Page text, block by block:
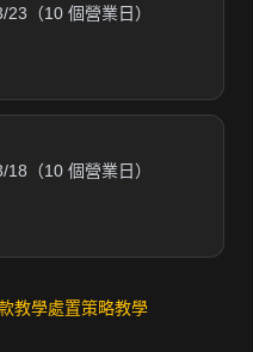
（10 個營業日）
（10 個營業日）
教學處置策略教學